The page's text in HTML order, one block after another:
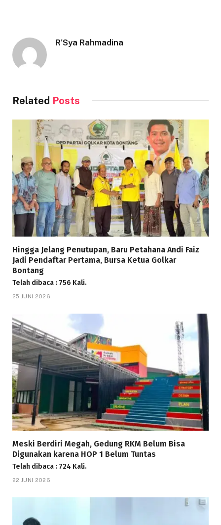
R'Sya Rahmadina
Related Posts
Hingga Jelang Penutupan, Baru Petahana Andi Faiz
Jadi Pendaftar Pertama, Bursa Ketua Golkar
Bontang
Telah dibaca : 756 Kali.
25 JUNI 2026
Meski Berdiri Megah, Gedung RKM Belum Bisa
Digunakan karena HOP 1 Belum Tuntas
Telah dibaca : 724 Kali.
22 JUNI 2026